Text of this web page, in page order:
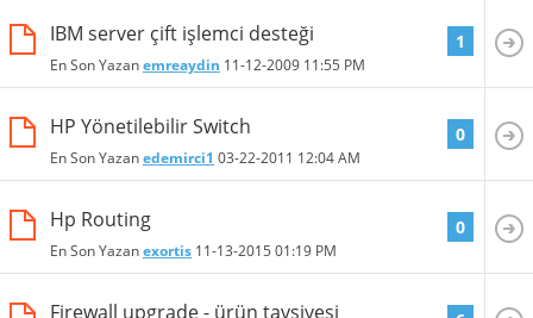
IBM server çift işlemci desteği
En Son Yazanemreaydin 11-12-2009 11:55 PM
1
HP Yönetilebilir Switch
En Son Yazanedemirci1 03-22-2011 12:04 AM
0
Hp Routing
En Son Yazanexortis 11-13-2015 01:19 PM
0
Firewall upgrade - ürün tavsiyesi